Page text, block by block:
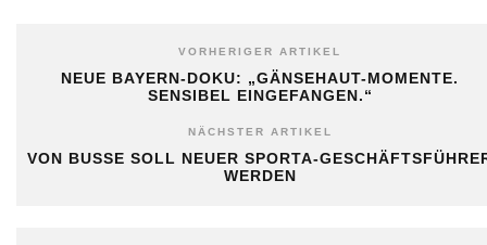
VORHERIGER ARTIKEL
NEUE BAYERN-DOKU: „GÄNSEHAUT-MOMENTE.
SENSIBEL EINGEFANGEN.“
NÄCHSTER ARTIKEL
VON BUSSE SOLL NEUER SPORTA-
WERDEN